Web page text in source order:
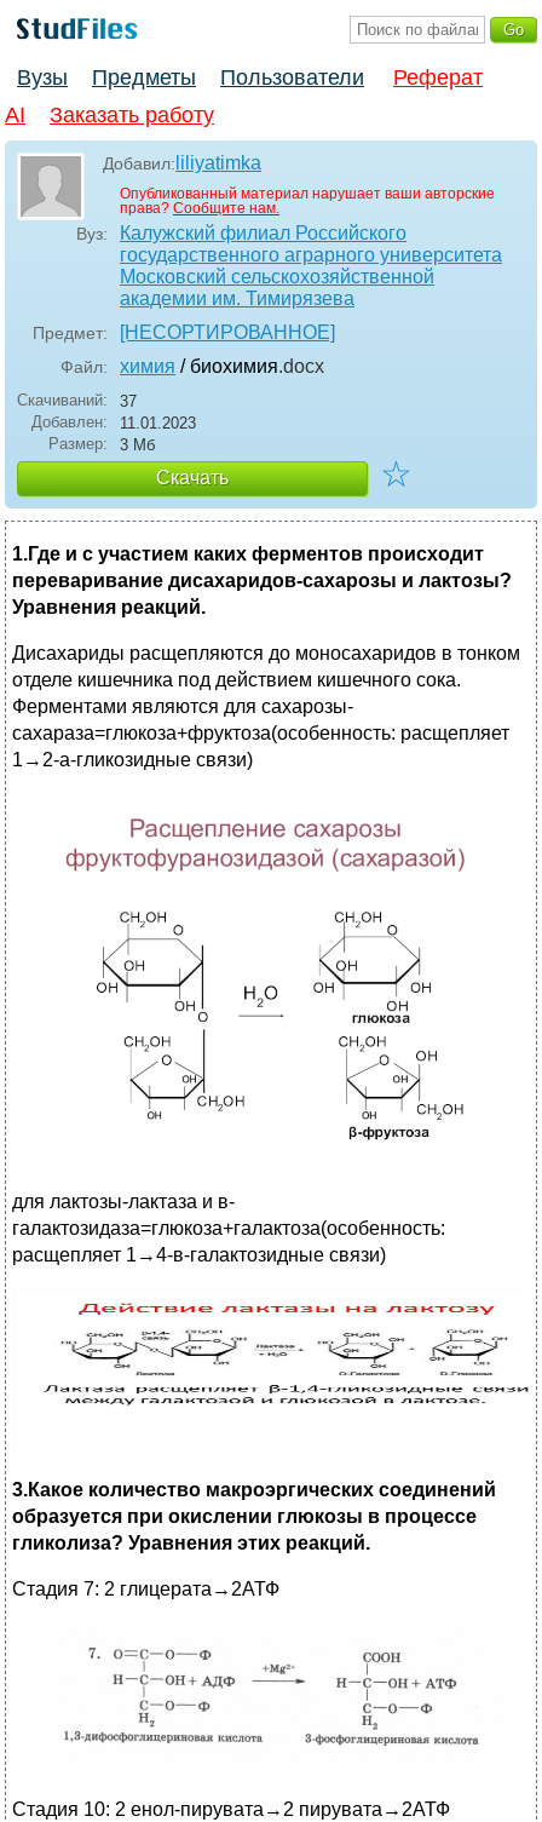
Вузы Предметы Пользователи
Реферат
AI
Заказать работу
Добавил: liliyatimka
Опубликованный материал нарушает ваши авторские
права? Сообщите нам.
Вуз:
Калужский филиал Российского
государственного аграрного университета
Московский сельскохозяйственной
академии им. Тимирязева
Предмет: [НЕСОРТИРОВАННОЕ]
Файл: химия / биохимия.docx
Скачиваний:
37
Добавлен:
11.01.2023
Размер:
3 Мб
Скачать ☆
1.Где и с участием каких ферментов происходит
переваривание дисахаридов-сахарозы и лактозы?
Уравнения реакций.
Дисахариды расщепляются до моносахаридов в тонком
отделе кишечника под действием кишечного сока.
Ферментами являются для сахарозы-
сахараза=глюкоза+фруктоза(особенность: расщепляет
1→2-а-гликозидные связи)
для лактозы-лактаза и в-
галактозидаза=глюкоза+галактоза(особенность:
расщепляет 1→4-в-галактозидные связи)
3.Какое количество макроэргических соединений
образуется при окислении глюкозы в процессе
гликолиза? Уравнения этих реакций.
Стадия 7: 2 глицерата→2АТФ
Стадия 10: 2 енол-пирувата→2 пирувата→2АТФ